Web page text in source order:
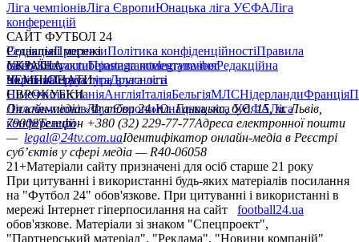
Ліга чемпіонівЛіга ЄвропиЮнацька ліга УЄФАЛіга
конференцій
САЙТ ФУТБОЛ 24
РедакціяПрогнозиПолітика конфіденційностіПравила
сайтуКонтактиПравила коментуванняРедакційна
політикаСтруктура власності
Соціальні мережі
facebookxyoutubeinstagramtelegramviber
УКРАЇНА
УкраїнаПерша лігаДруга ліга
ЧЕМПІОНАТИ
НімеччинаІспаніяАнгліяІталіяБельгіяМЛСНідерландиФранція
ЄВРОКУБКИ
Ліга чемпіонівЛіга ЄвропиЮнацька ліга УЄФАЛіга
конференцій
Онлайн-медіа «Футбол 24»пл. Галицька, буд. 15, м. Львів,
79008Телефон +380 (32) 229-77-77Адреса електронної пошти
— legal@24tv.com.uaІдентифікатор онлайн-медіа в Реєстрі
суб’єктів у сфері медіа — R40-06058
21+Матеріали сайту призначені для осіб старше 21 року
При цитуванні і використанні будь-яких матеріалів посилання
на "Футбол 24" обов'язкове. При цитуванні і використанні в
мережі Інтернет гіперпосилання на сайт
football24.ua
обов'язкове. Матеріали зі знаком "Спецпроект",
"Партнерський матеріал", "Реклама", "Новини компаній"